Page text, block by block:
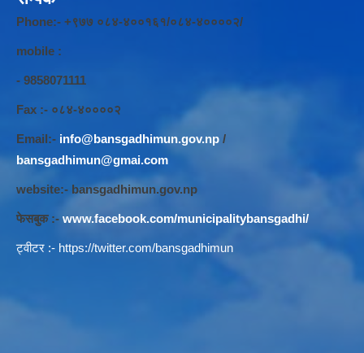
Phone:- +९७७ ०८४-४००१६१/०८४-४००००२/
mobile :
- 9858071111
Fax :- ०८४-४००००२
Email:- info@bansgadhimun.gov.np /
bansgadhimun@gmai.com
website:- bansgadhimun.gov.np
फेसबुक :- www.facebook.com/municipalitybansgadhi/
ट्वीटर :- https://twitter.com/bansgadhimun